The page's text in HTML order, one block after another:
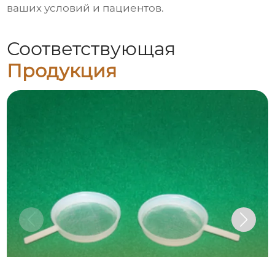
ваших условий и пациентов.
Соответствующая
Продукция